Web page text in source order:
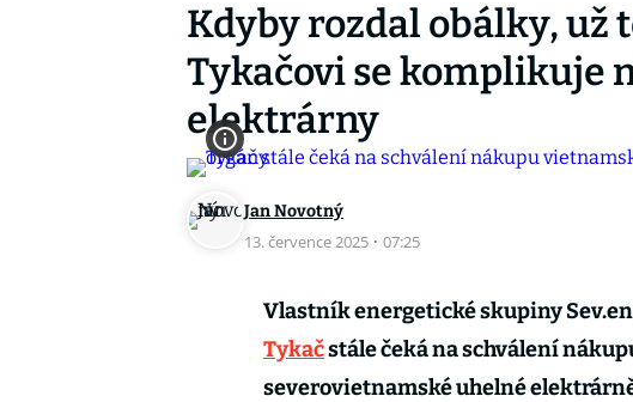
Kdyby rozdal obálky, už
Tykačovi se komplikuje
elektrárny
Jan Novotný
13. července 2025 · 07:25
Vlastník energetické skupiny
Tykačstále čeká na schválení
severovietnamské uhelné